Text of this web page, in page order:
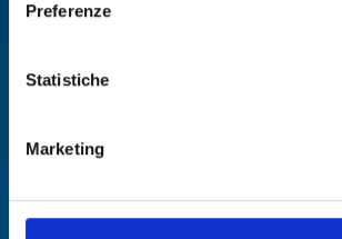
https://
Preferenze
Statistiche
Marketing
R&D Partner search